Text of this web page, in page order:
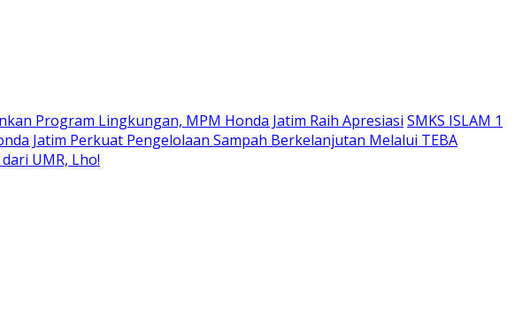
Program Lingkungan, MPM Honda Jatim Raih Apresiasi SMKS ISLAM 1
Jatim Perkuat Pengelolaan Sampah Berkelanjutan Melalui TEBA
UMR, Lho!